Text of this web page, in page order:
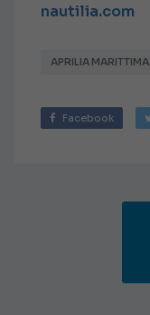
nautilia.com
APRILIA MARITTIMA
Facebook